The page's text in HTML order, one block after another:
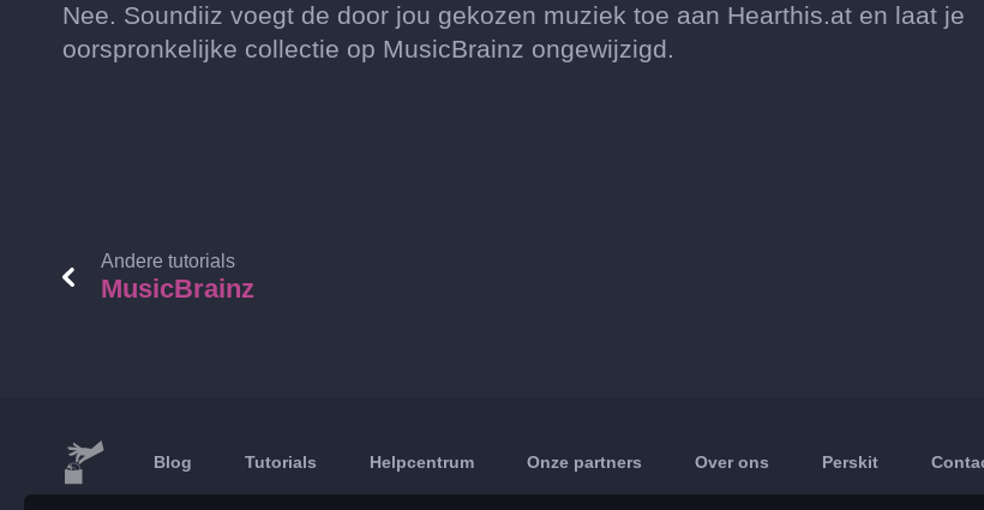
Nee. Soundiiz voegt de door jou gekozen muziek toe aan Hearthis.at en laat je
oorspronkelijke collectie op MusicBrainz ongewijzigd.
Andere tutorials
MusicBrainz
Blog Tutorials Helpcentrum Onze partners Over ons Perskit